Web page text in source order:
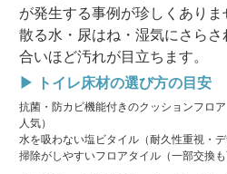
が発生する事例が珍しくあり
散る水・尿はね・湿気にさら
合いほど汚れが目立ちます。
▶ トイレ床材の選び方の目安
抗菌・防カビ機能付きのクッションフロア
人気）
水を吸わない塩ビタイル （耐久性重視・
掃除がしやすいフロアタイル （一部交換も